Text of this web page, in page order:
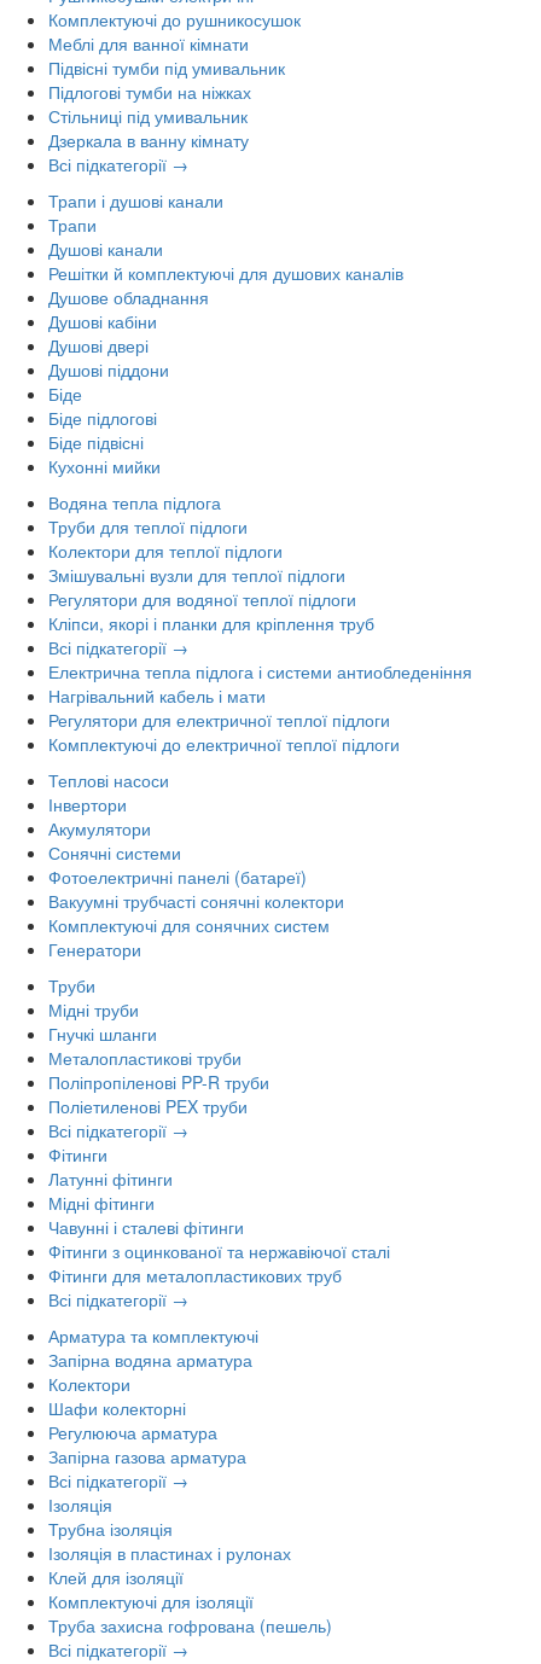
Комплектуючі до рушникосушок
Меблі для ванної кімнати
Підвісні тумби під умивальник
Підлогові тумби на ніжках
Стільниці під умивальник
Дзеркала в ванну кімнату
Всі підкатегорії →
Трапи і душові канали
Трапи
Душові канали
Решітки й комплектуючі для душових каналів
Душове обладнання
Душові кабіни
Душові двері
Душові піддони
Біде
Біде підлогові
Біде підвісні
Кухонні мийки
Водяна тепла підлога
Труби для теплої підлоги
Колектори для теплої підлоги
Змішувальні вузли для теплої підлоги
Регулятори для водяної теплої підлоги
Кліпси, якорі і планки для кріплення труб
Всі підкатегорії →
Електрична тепла підлога і системи антиобледеніння
Нагрівальний кабель і мати
Регулятори для електричної теплої підлоги
Комплектуючі до електричної теплої підлоги
Теплові насоси
Інвертори
Акумулятори
Сонячні системи
Фотоелектричні панелі (батареї)
Вакуумні трубчасті сонячні колектори
Комплектуючі для сонячних систем
Генератори
Труби
Мідні труби
Гнучкі шланги
Металопластикові труби
Поліпропіленові PP-R труби
Поліетиленові PEX труби
Всі підкатегорії →
Фітинги
Латунні фітинги
Мідні фітинги
Чавунні і сталеві фітинги
Фітинги з оцинкованої та нержавіючої сталі
Фітинги для металопластикових труб
Всі підкатегорії →
Арматура та комплектуючі
Запірна водяна арматура
Колектори
Шафи колекторні
Регулююча арматура
Запірна газова арматура
Всі підкатегорії →
Ізоляція
Трубна ізоляція
Ізоляція в пластинах і рулонах
Клей для ізоляції
Комплектуючі для ізоляції
Труба захисна гофрована (пешель)
Всі підкатегорії →